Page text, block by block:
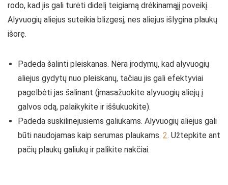
rodo, kad jis gali turėti didelį teigiamą drėkinamąjį poveikį.
Alyvuogių aliejus suteikia blizgesį, nes aliejus išlygina plaukų
išorę.
Padeda šalinti pleiskanas. Nėra įrodymų, kad alyvuogių
aliejus gydytų nuo pleiskanų, tačiau jis gali efektyviai
pagelbėti jas šalinant (įmasažuokite alyvuogių aliejų į
galvos odą, palaikykite ir iššukuokite).
Padeda suskilinėjusiems galiukams. Alyvuogių aliejus gali
būti naudojamas kaip serumas plaukams. 2. Užtepkite ant
pačių plaukų galiukų ir palikite nakčiai.